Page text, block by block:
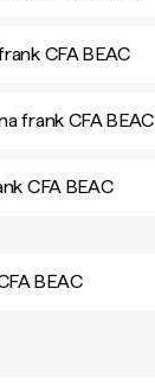
CFA BEAC
frank CFA BEAC
CFA BEAC
BEAC